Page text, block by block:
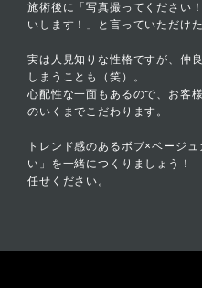
施術後に「写真撮ってください
いします！」と言っていただけ
実は人見知りな性格ですが、仲
しまうことも（笑）。
心配性な一面もあるので、お客
のいくまでこだわります。
トレンド感のあるボブ×ベージ
い」を一緒につくりましょう！
任せください。